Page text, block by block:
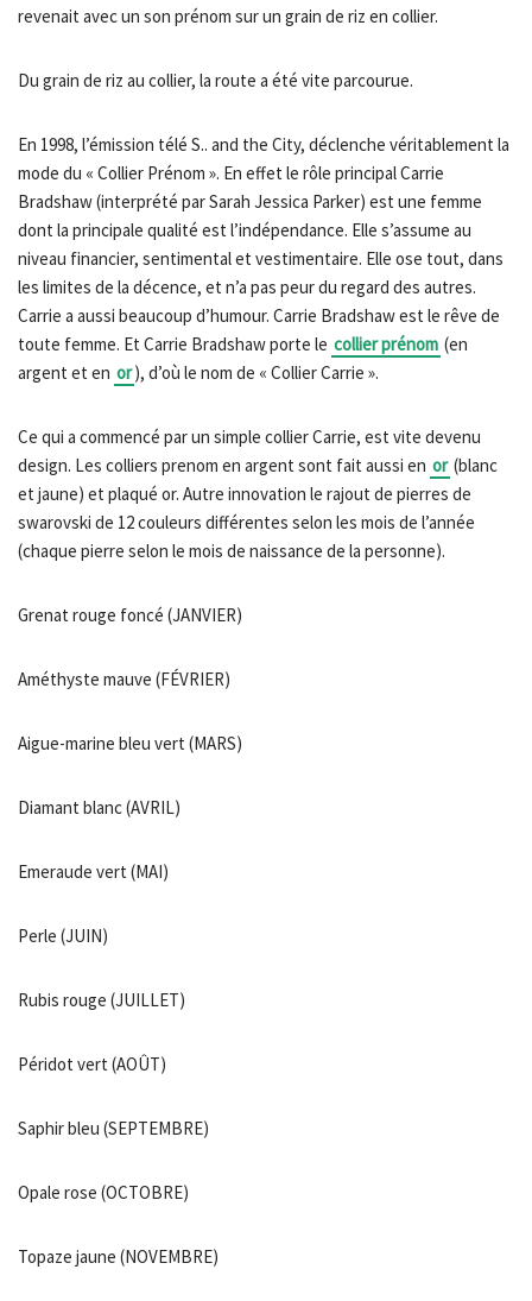
revenait avec un son prénom sur un grain de riz en collier.
Du grain de riz au collier, la route a été vite parcourue.
En 1998, l’émission télé S.. and the City, déclenche véritablement la
mode du « Collier Prénom ». En effet le rôle principal Carrie
Bradshaw (interprété par Sarah Jessica Parker) est une femme
dont la principale qualité est l’indépendance. Elle s’assume au
niveau financier, sentimental et vestimentaire. Elle ose tout, dans
les limites de la décence, et n’a pas peur du regard des autres.
Carrie a aussi beaucoup d’humour. Carrie Bradshaw est le rêve de
toute femme. Et Carrie Bradshaw porte le collier prénom (en
argent et en or), d’où le nom de « Collier Carrie ».
Ce qui a commencé par un simple collier Carrie, est vite devenu
design. Les colliers prenom en argent sont fait aussi en or (blanc
et jaune) et plaqué or. Autre innovation le rajout de pierres de
swarovski de 12 couleurs différentes selon les mois de l’année
(chaque pierre selon le mois de naissance de la personne).
Grenat rouge foncé (JANVIER)
Améthyste mauve (FÉVRIER)
Aigue-marine bleu vert (MARS)
Diamant blanc (AVRIL)
Emeraude vert (MAI)
Perle (JUIN)
Rubis rouge (JUILLET)
Péridot vert (AOÛT)
Saphir bleu (SEPTEMBRE)
Opale rose (OCTOBRE)
Topaze jaune (NOVEMBRE)